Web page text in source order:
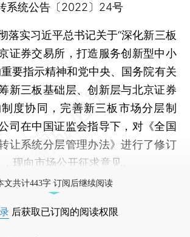
系统公告〔2022〕24号
实习近平总书记关于“深化新三板
证券交易所，打造服务创新型中小
要指示精神和党中央、国务院有关
新三板基础层、创新层与北京证券
度协同，完善新三板市场分层制
司在中国证监会指导下，对《全国
让系统分层管理办法》进行了修订
，现向市场公开征求意见。
文共计443字 订阅后继续阅读
后获取已订阅的阅读权限